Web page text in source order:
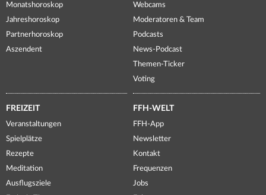
Monatshoroskop
Jahreshoroskop
Partnerhoroskop
Aszendent
Webcams
Moderatoren & Team
Podcasts
News-Podcast
Themen-Ticker
Voting
FREIZEIT
Veranstaltungen
Spielplätze
Rezepte
Meditation
Ausflugsziele
FFH-WELT
FFH-App
Newsletter
Kontakt
Frequenzen
Jobs